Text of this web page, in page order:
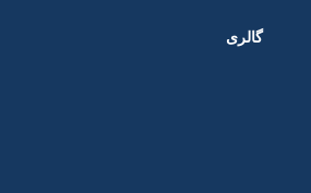
گالری